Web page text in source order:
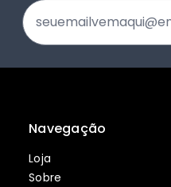
Navegação
Loja
Sobre